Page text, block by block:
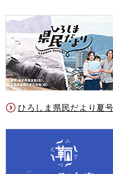
ひろしま県民だより夏号